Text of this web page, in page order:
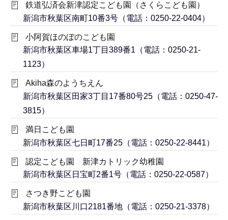
鉄道弘済会新津認定こども園（さくらこども園）
新潟市秋葉区南町10番3号（電話：0250-22-0404）
小阿賀ほのぼのこども園
新潟市秋葉区車場1丁目389番1（電話：0250-21-
1123）
Akiha森のようちえん
新潟市秋葉区田家3丁目17番80号25（電話：0250-47-
3815）
満日こども園
新潟市秋葉区七日町17番25（電話：0250-22-8441）
認定こども園 新津カトリック幼稚園
新潟市秋葉区日宝町2番1号（電話：0250-22-0587）
さつき野こども園
新潟市秋葉区川口2181番地（電話：0250-21-3378）